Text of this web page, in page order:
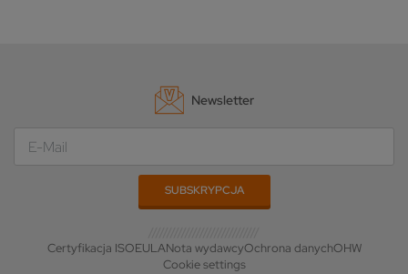
Newsletter
Certyfikacja ISOEULANota wydawcyOchrona danychOHW
Cookie settings